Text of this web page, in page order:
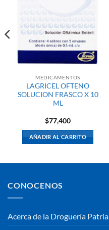
MEDICAMENTOS
LAGRICEL OFTENO
SOLUCION FRASCO X 10
ML
$77,400
AÑADIR AL CARRITO
CONOCENOS
Acerca de la Droguería Patria